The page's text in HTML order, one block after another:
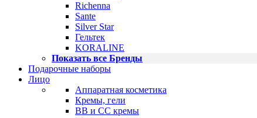
Richenna
Sante
Silver Star
Гельтек
KORALINE
Показать все Бренды
Подарочные наборы
Лицо
Аппаратная косметика
Кремы, гели
BB и CC кремы